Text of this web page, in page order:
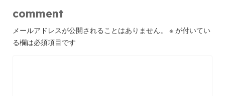
comment
メールアドレスが公開されることはありません。 ※ が付いてい
る欄は必須項目です